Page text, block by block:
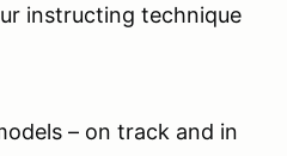
instructing technique
– on track and in